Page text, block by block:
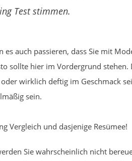
Test stimmen.
es auch passieren, dass Sie mit
sollte hier im Vordergrund
wirklich deftig im Geschmack
sein.
Vergleich und dasjenige Resümee!
Sie wahrscheinlich nicht